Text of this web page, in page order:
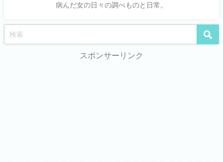
病んだ女の日々の調べものと日常。
スポンサーリンク